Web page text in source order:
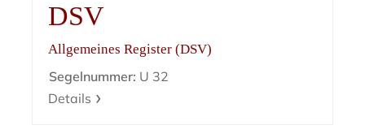
DSV
Allgemeines Register (DSV)
Segelnummer: U 32
Details